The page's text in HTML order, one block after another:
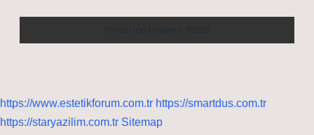
https://www.estetikforum.com.tr https://smartdus.com.tr
https://staryazilim.com.tr Sitemap